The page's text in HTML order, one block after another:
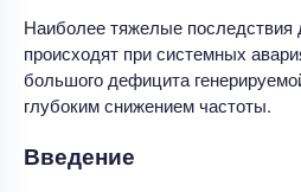
Наиболее тяжелые последствия
происходят при системных
большого дефицита
глубоким снижением частоты.
Введение